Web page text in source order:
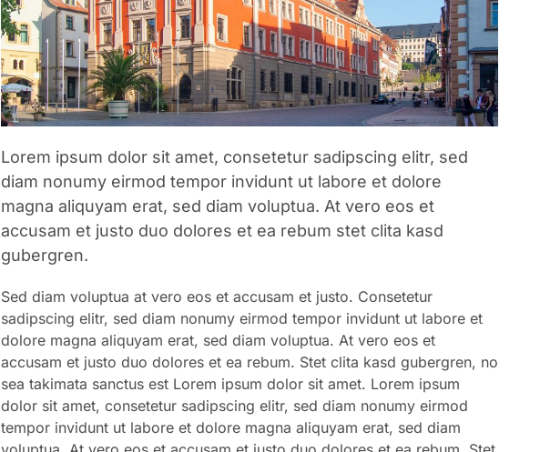
Lorem ipsum dolor sit amet, consetetur sadipscing elitr, sed
diam nonumy eirmod tempor invidunt ut labore et dolore
magna aliquyam erat, sed diam voluptua. At vero eos et
accusam et justo duo dolores et ea rebum stet clita kasd
gubergren.
Sed diam voluptua at vero eos et accusam et justo. Consetetur
sadipscing elitr, sed diam nonumy eirmod tempor invidunt ut labore et
dolore magna aliquyam erat, sed diam voluptua. At vero eos et
accusam et justo duo dolores et ea rebum. Stet clita kasd gubergren, no
sea takimata sanctus est Lorem ipsum dolor sit amet. Lorem ipsum
dolor sit amet, consetetur sadipscing elitr, sed diam nonumy eirmod
tempor invidunt ut labore et dolore magna aliquyam erat, sed diam